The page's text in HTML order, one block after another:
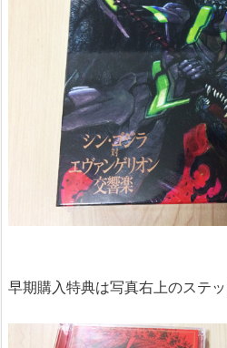
早期購入特典は写真右上のステッ